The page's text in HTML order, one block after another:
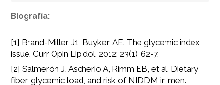
Biografía:
[1] Brand-Miller J1, Buyken AE. The glycemic index
issue. Curr Opin Lipidol. 2012; 23(1): 62-7.
[2] Salmerón J, Ascherio A, Rimm EB, et al. Dietary
fiber, glycemic load, and risk of NIDDM in men.